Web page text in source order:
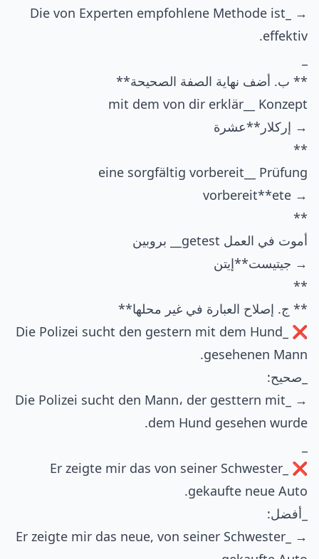
→ _Die von Experten empfohlene Methode ist
effektiv.
** ب. أضف نهاية الصفة الصحيحة**
mit dem von dir erklär__ Konzept
→ إركلار**عشرة
**
eine sorgfältig vorbereit__ Prüfung
→ vorbereit**ete
**
أموت في العمل getest__ بروبين
→ جيتيست**إيتن
**
** ج. إصلاح العبارة في غير محلها**
❌ _Die Polizei sucht den gestern mit dem Hund
gesehenen Mann.
_صحيح:
→ _Die Polizei sucht den Mann، der gesttern mit
dem Hund gesehen wurde.
❌ _Er zeigte mir das von seiner Schwester
gekaufte neue Auto.
_أفضل:
→ _Er zeigte mir das neue, von seiner Schwester